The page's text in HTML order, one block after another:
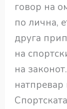
говор на
по лична,
друга
на
на